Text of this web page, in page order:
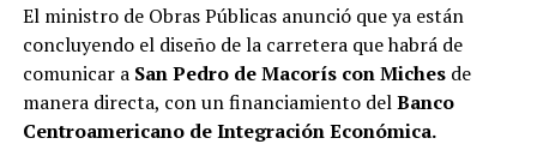
El ministro de Obras Públicas anunció que ya están
concluyendo el diseño de la carretera que habrá de
comunicar a San Pedro de Macorís con Michesde
manera directa, con un financiamiento delBanco
Centroamericano de Integración Económica.